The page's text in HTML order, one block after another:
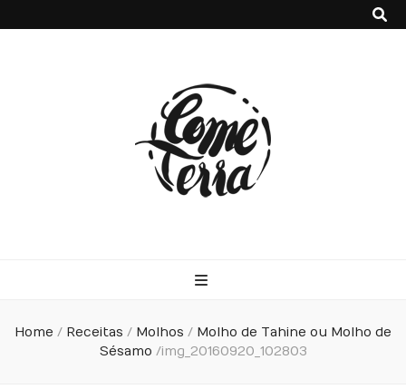
Home / Receitas / Molhos / Molho de Tahine ou Molho de
Sésamo /img_20160920_102803